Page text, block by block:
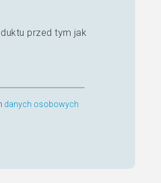
przed tym jak
danych osobowych